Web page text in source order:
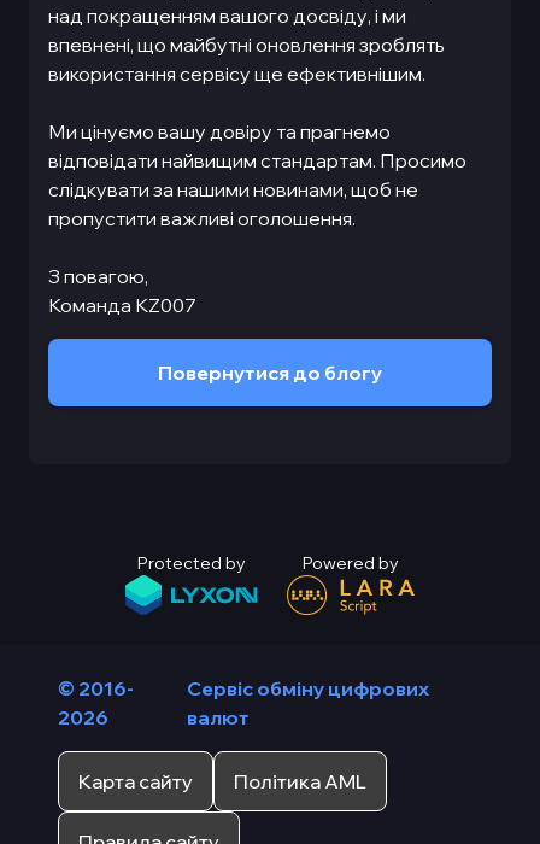
над покращенням вашого досвіду, і ми
впевнені, що майбутні оновлення зроблять
використання сервісу ще ефективнішим.
Ми цінуємо вашу довіру та прагнемо
відповідати найвищим стандартам. Просимо
слідкувати за нашими новинами, щоб не
пропустити важливі оголошення.
З повагою,
Команда KZ007
Повернутися до блогу
Protected by Powered by
© 2016-
2026
Сервіс обміну цифрових
валют
Карта сайту Політика AML